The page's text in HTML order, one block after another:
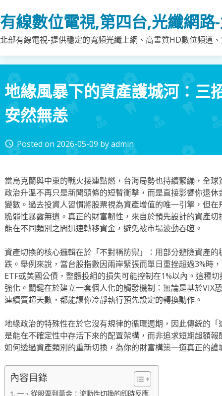
to
content
有線數位電視,第四台,光纖網路
北部有線電視-提供穩定的寬頻光纖上網、高畫質HD數位頻道
地緣風暴下的資產護城河：三
安然無恙
access_time Posted on 2026-05-09 byadmin
當烏克蘭與中東的戰火接連點燃，台海局勢也持續緊繃，全
政治升溫不再只是新聞頭條的短暫衝擊，而是直接影響你退
變數。過去投資人習慣將股票視為資產增值的唯一引擎，但
脆弱性暴露無遺。真正的財富韌性，來自於預先設計的資產
能在不同類別之間迅速轉移資金，避免被市場波動吞噬。
資產切換的核心邏輯在於「不對稱防禦」：用部分避險資產
跌。舉例來說，當台股指數因兩岸緊張而單日重挫超過3%時
ETF或美國公債，整體投組的損失可能控制在1%以內。這種
強化。關鍵在於建立一套個人化的觸發機制：無論是基於VIX
連續賣超天數，都能讓你冷靜執行預先設定的轉換動作。
地緣政治的特殊性在於它沒有規律的循環週期，因此傳統的
是能在不確定性中存活下來的配置架構，而非追求短期超額
如何透過資產類別的重新切換，為你的財富構築一道真正的護
內容目錄
一、從股票到黃金：流動性切換的即時反應